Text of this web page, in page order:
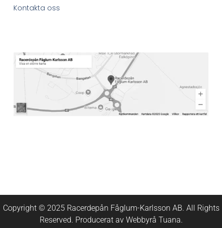
Kontakta oss
Copyright © 2025 Racerdepån Fåglum-Karlsson AB. All Rights
Reserved. Producerat av Webbyrå Tuana.​